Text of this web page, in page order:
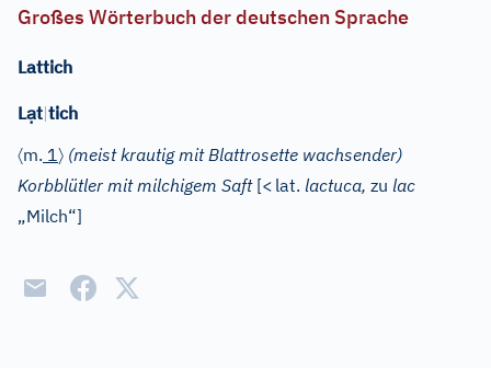
Großes Wörterbuch der deutschen Sprache
Lattich
Lạt|tich
〈m. 1〉 (meist krautig mit Blattrosette wachsender)
Korbblütler mit milchigem Saft[< lat. lactuca, zu lac
„Milch“]